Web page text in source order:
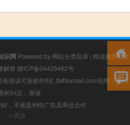
识网 Powered by 网站分类目录 | 精选推荐文章
解答 陕ICP备04429492号
错误可发邮件到f_fb#foxmail.com说明，我们
时纠正，谢谢
，不接盈利性广告及商业合作
小男孩